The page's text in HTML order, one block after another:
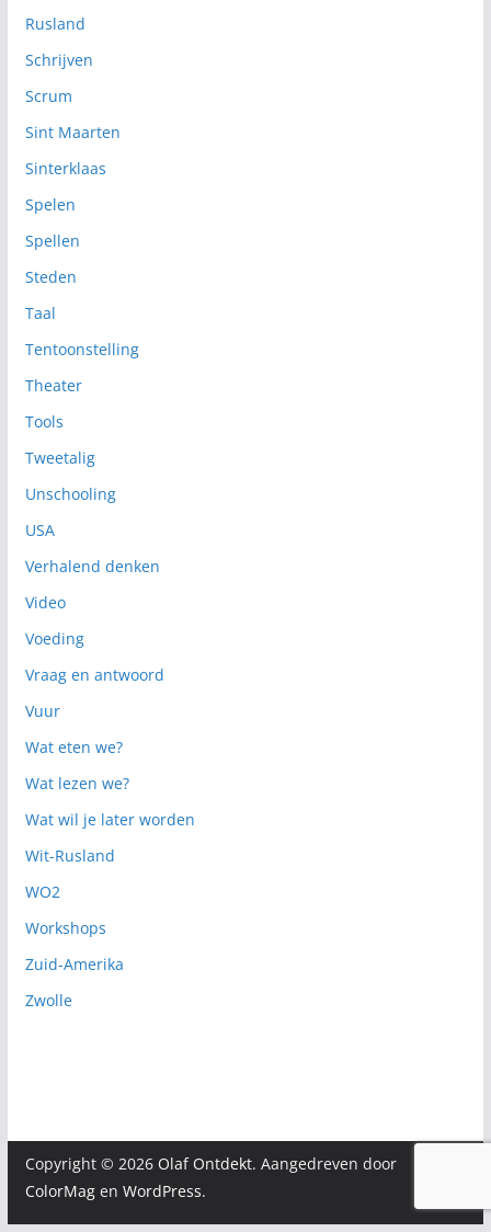
Rusland
Schrijven
Scrum
Sint Maarten
Sinterklaas
Spelen
Spellen
Steden
Taal
Tentoonstelling
Theater
Tools
Tweetalig
Unschooling
USA
Verhalend denken
Video
Voeding
Vraag en antwoord
Vuur
Wat eten we?
Wat lezen we?
Wat wil je later worden
Wit-Rusland
WO2
Workshops
Zuid-Amerika
Zwolle
Copyright © 2026 Olaf Ontdekt. Aangedreven door
ColorMagen WordPress.